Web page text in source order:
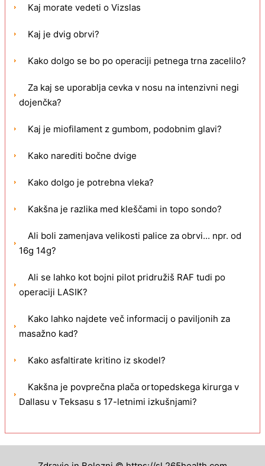
Kaj morate vedeti o Vizslas
Kaj je dvig obrvi?
Kako dolgo se bo po operaciji petnega trna zacelilo?
Za kaj se uporablja cevka v nosu na intenzivni negi
dojenčka?
Kaj je miofilament z gumbom, podobnim glavi?
Kako narediti bočne dvige
Kako dolgo je potrebna vleka?
Kakšna je razlika med kleščami in topo sondo?
Ali boli zamenjava velikosti palice za obrvi... npr. od
16g 14g?
Ali se lahko kot bojni pilot pridružiš RAF tudi po
operaciji LASIK?
Kako lahko najdete več informacij o paviljonih za
masažno kad?
Kako asfaltirate kritino iz skodel?
Kakšna je povprečna plača ortopedskega kirurga v
Dallasu v Teksasu s 17-letnimi izkušnjami?